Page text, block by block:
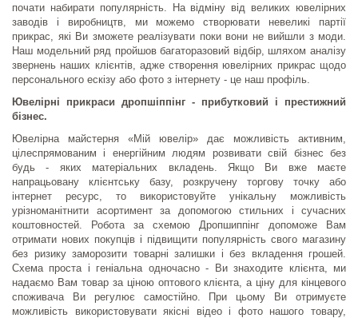
почати набирати популярність. На відміну від великих ювелірних
заводів і виробництв, ми можемо створювати невеликі партії
прикрас, які Ви зможете реалізувати поки вони не вийшли з моди.
Наш модельний ряд пройшов багаторазовий відбір, шляхом аналізу
звернень наших клієнтів, адже створення ювелірних прикрас щодо
персонального ескізу або фото з інтернету - це наш профіль.
Ювелірні прикраси дропшіппінг - прибутковий і престижний
бізнес.
Ювелірна майстерня «Мій ювелір» дає можливість активним,
цілеспрямованим і енергійним людям розвивати свій бізнес без
будь - яких матеріальних вкладень. Якщо Ви вже маєте
напрацьовану клієнтську базу, розкручену торгову точку або
інтернет ресурс, то використовуйте унікальну можливість
урізноманітнити асортимент за допомогою стильних і сучасних
коштовностей. Робота за схемою Дропшиппінг допоможе Вам
отримати нових покупців і підвищити популярність свого магазину
без ризику заморозити товарні залишки і без вкладення грошей.
Схема проста і геніальна одночасно - Ви знаходите клієнта, ми
надаємо Вам товар за ціною оптового клієнта, а ціну для кінцевого
споживача Ви регулює самостійно. При цьому Ви отримуєте
можливість використовувати якісні відео і фото нашого товару,